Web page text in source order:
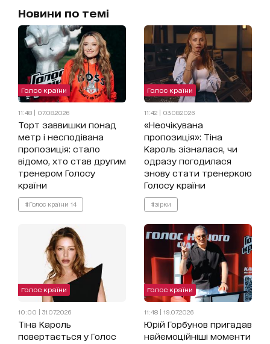
Новини по темі
Голос країни
11:48 | 07.08.2026
Торт заввишки понад
метр і несподівана
пропозиція: стало
відомо, хто став другим
тренером Голосу
країни
#Голос країни 14
Голос країни
11:42 | 03.08.2026
«Неочікувана
пропозиція»: Тіна
Кароль зізналася, чи
одразу погодилася
знову стати тренеркою
Голосу країни
#зірки
Голос країни
10:00 | 31.07.2026
Тіна Кароль
повертається у Голос
Голос країни
11:48 | 19.07.2026
Юрій Горбунов пригадав
найемоційніші моменти